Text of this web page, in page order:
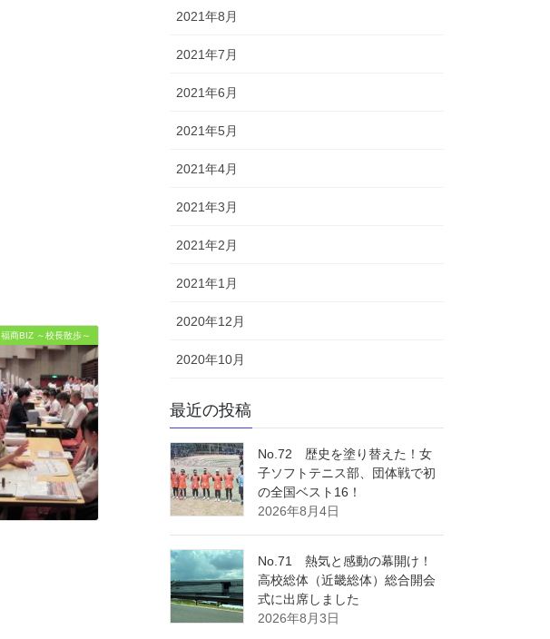
福商BIZ ～校長散歩～
2021年8月
2021年7月
2021年6月
2021年5月
2021年4月
2021年3月
2021年2月
2021年1月
2020年12月
2020年10月
最近の投稿
No.72 歴史を塗り替えた！女
子ソフトテニス部、団体戦で初
の全国ベスト16！
2026年8月4日
No.71 熱気と感動の幕開け！
高校総体（近畿総体）総合開会
式に出席しました
2026年8月3日